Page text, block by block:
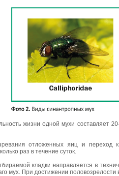
жизни одной мухи составляет
отложенных яиц и
раз в течение суток.
кладки направляется в
мух. При достижении